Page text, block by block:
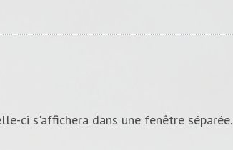
ci s'affichera dans une fenêtre séparée.